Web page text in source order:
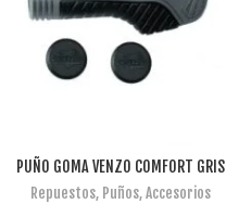
AÑADIR AL CARRITO
PUÑO GOMA VENZO COMFORT GRIS
Repuestos, Puños,Accesorios